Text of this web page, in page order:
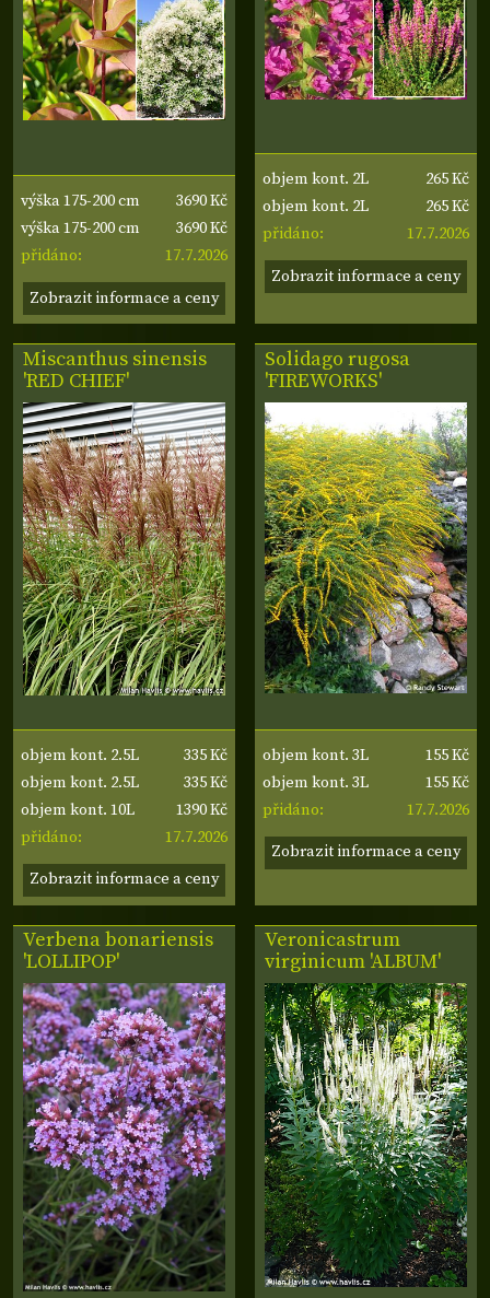
výška 175-200 cm
3690 Kč
výška 175-200 cm
3690 Kč
přidáno:
17.7.2026
Zobrazit informace a ceny
objem kont. 2L
265 Kč
objem kont. 2L
265 Kč
přidáno:
17.7.2026
Zobrazit informace a ceny
Miscanthus sinensis
'RED CHIEF'
objem kont. 2.5L
335 Kč
objem kont. 2.5L
335 Kč
objem kont. 10L
1390 Kč
přidáno:
17.7.2026
Zobrazit informace a ceny
Solidago rugosa
'FIREWORKS'
objem kont. 3L
155 Kč
objem kont. 3L
155 Kč
přidáno:
17.7.2026
Zobrazit informace a ceny
Verbena bonariensis
'LOLLIPOP'
Veronicastrum
virginicum 'ALBUM'